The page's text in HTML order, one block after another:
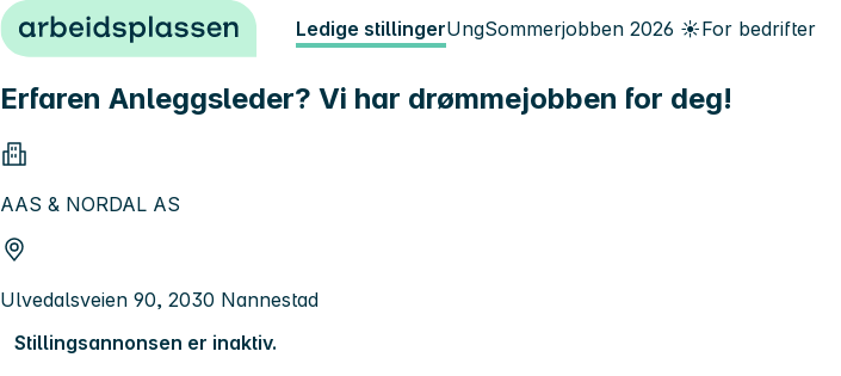
Hopp til innhold Ledige stillingerUngSommerjobben 2026 ☀️For bedrifter
Erfaren Anleggsleder? Vi har drømmejobben for deg!
AAS & NORDAL AS
Ulvedalsveien 90, 2030 Nannestad
Stillingsannonsen er inaktiv.